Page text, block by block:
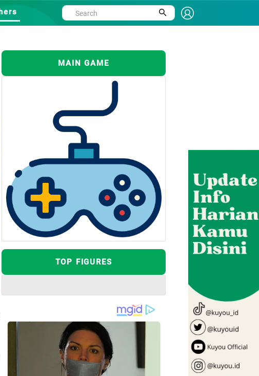
MAIN GAME
TOP FIGURES